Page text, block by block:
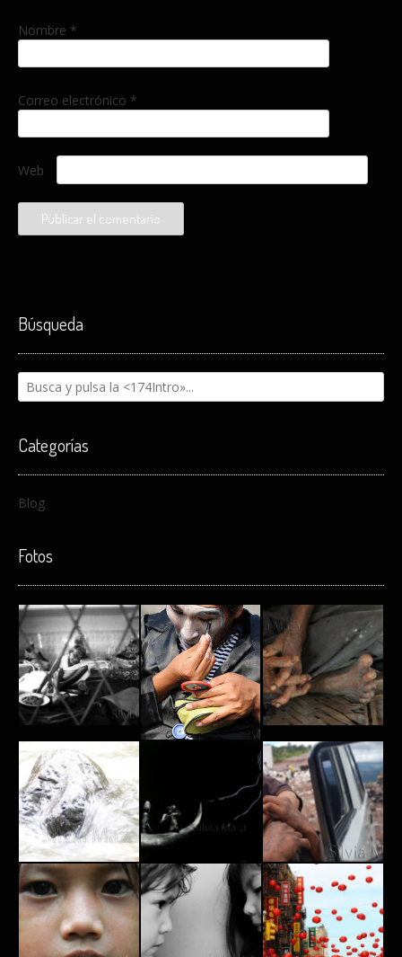
Nombre *
Correo electrónico *
Web
Búsqueda
Categorías
Blog
Fotos